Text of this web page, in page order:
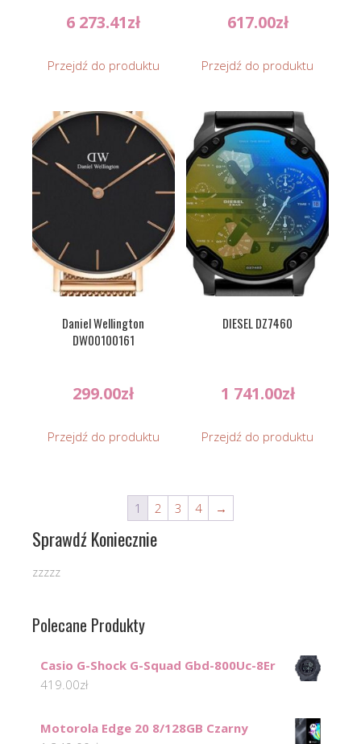
6 273.41zł
Przejdź do produktu
617.00zł
Przejdź do produktu
Daniel Wellington
DW00100161
299.00zł
Przejdź do produktu
DIESEL DZ7460
1 741.00zł
Przejdź do produktu
1 2 3 4 →
Sprawdź Koniecznie
zzzzz
Polecane Produkty
Casio G-Shock G-Squad Gbd-800Uc-8Er
419.00zł
Motorola Edge 20 8/128GB Czarny